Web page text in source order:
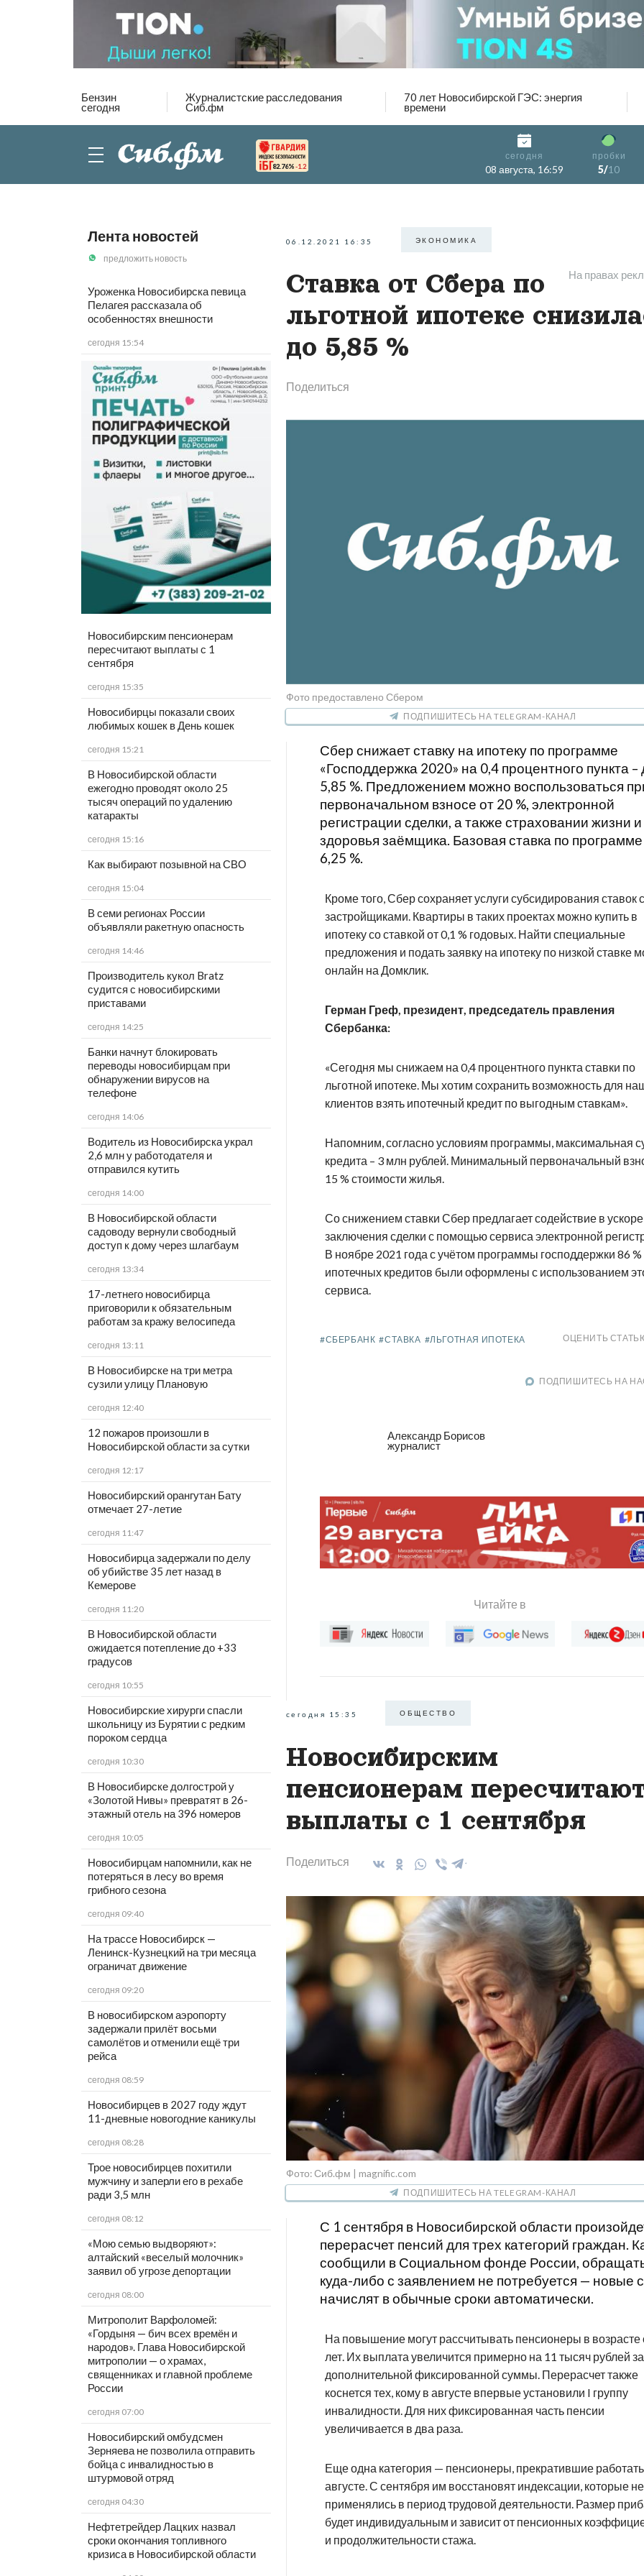
Бензин
сегодня
Журналистские расследования
Сиб.фм
70 лет Новосибирской ГЭС: энергия
времени
82.76% -1.2
сегодня
08 августа, 16:59
пробки
5/10
Лента новостей
предложить новость
Уроженка Новосибирска певица
Пелагея рассказала об
особенностях внешности
сегодня 15:54
Новосибирским пенсионерам
пересчитают выплаты с 1
сентября
сегодня 15:35
Новосибирцы показали своих
любимых кошек в День кошек
сегодня 15:21
В Новосибирской области
ежегодно проводят около 25
тысяч операций по удалению
катаракты
сегодня 15:16
Как выбирают позывной на СВО
сегодня 15:04
В семи регионах России
объявляли ракетную опасность
сегодня 14:46
Производитель кукол Bratz
судится с новосибирскими
приставами
сегодня 14:25
Банки начнут блокировать
переводы новосибирцам при
обнаружении вирусов на
телефоне
сегодня 14:06
Водитель из Новосибирска украл
2,6 млн у работодателя и
отправился кутить
сегодня 14:00
В Новосибирской области
садоводу вернули свободный
доступ к дому через шлагбаум
сегодня 13:34
17-летнего новосибирца
приговорили к обязательным
работам за кражу велосипеда
сегодня 13:11
В Новосибирске на три метра
сузили улицу Плановую
сегодня 12:40
12 пожаров произошли в
Новосибирской области за сутки
сегодня 12:17
Новосибирский орангутан Бату
отмечает 27-летие
сегодня 11:47
Новосибирца задержали по делу
об убийстве 35 лет назад в
Кемерове
сегодня 11:20
В Новосибирской области
ожидается потепление до +33
градусов
сегодня 10:55
Новосибирские хирурги спасли
школьницу из Бурятии с редким
пороком сердца
сегодня 10:30
В Новосибирске долгострой у
«Золотой Нивы» превратят в 26-
этажный отель на 396 номеров
сегодня 10:05
Новосибирцам напомнили, как не
потеряться в лесу во время
грибного сезона
сегодня 09:40
На трассе Новосибирск —
Ленинск-Кузнецкий на три месяца
ограничат движение
сегодня 09:20
В новосибирском аэропорту
задержали прилёт восьми
самолётов и отменили ещё три
рейса
сегодня 08:59
Новосибирцев в 2027 году ждут
11-дневные новогодние каникулы
сегодня 08:28
Трое новосибирцев похитили
мужчину и заперли его в рехабе
ради 3,5 млн
сегодня 08:12
«Мою семью выдворяют»:
алтайский «веселый молочник»
заявил об угрозе депортации
сегодня 08:00
Митрополит Варфоломей:
«Гордыня — бич всех времён и
народов». Глава Новосибирской
митрополии — о храмах,
священниках и главной проблеме
России
сегодня 07:00
Новосибирский омбудсмен
Зерняева не позволила отправить
бойца с инвалидностью в
штурмовой отряд
сегодня 04:30
Нефтетрейдер Лацких назвал
сроки окончания топливного
кризиса в Новосибирской области
06.12.2021 16:35 ЭКОНОМИКА
На правах
Ставка от Сбера по
льготной ипотеке
до 5,85 %
Поделиться
Фото предоставлено Сбером
ПОДПИШИТЕСЬ НА TELEGRAM-КАНАЛ
Сбер снижает ставку на ипотеку по программе
«Господдержка 2020» на 0,4 процентного пункта –
5,85 %. Предложением можно воспользоваться
первоначальном взносе от 20 %, электронной
регистрации сделки, а также страховании жизни и
здоровья заёмщика. Базовая ставка по программе
6,25 %.
Кроме того, Сбер сохраняет услуги субсидирования ставок с
застройщиками. Квартиры в таких проектах можно купить в
ипотеку со ставкой от 0,1 % годовых. Найти специальные
предложения и подать заявку на ипотеку по низкой ставке
онлайн на Домклик.
Герман Греф, президент, председатель правления
Сбербанка:
«Сегодня мы снижаем на 0,4 процентного пункта ставки по
льготной ипотеке. Мы хотим сохранить возможность для
клиентов взять ипотечный кредит по выгодным ставкам».
Напомним, согласно условиям программы, максимальная
кредита – 3 млн рублей. Минимальный первоначальный
15 % стоимости жилья.
Со снижением ставки Сбер предлагает содействие в
заключения сделки с помощью сервиса электронной
В ноябре 2021 года с учётом программы господдержки 86 %
ипотечных кредитов были оформлены с использованием
сервиса.
#СБЕРБАНК #СТАВКА #ЛЬГОТНАЯ ИПОТЕКА ОЦЕНИТЬ
ПОДПИШИТЕСЬ НА
Александр Борисов
журналист
Читайте в
сегодня 15:35 ОБЩЕСТВО
Новосибирским
пенсионерам
выплаты с 1 сентября
Поделиться
Фото: Сиб.фм | magnific.com
ПОДПИШИТЕСЬ НА TELEGRAM-КАНАЛ
С 1 сентября в Новосибирской области
перерасчет пенсий для трех категорий граждан.
сообщили в Социальном фонде России,
куда-либо с заявлением не потребуется — новые
начислят в обычные сроки автоматически.
На повышение могут рассчитывать пенсионеры в возрасте
лет. Их выплата увеличится примерно на 11 тысяч рублей за
дополнительной фиксированной суммы. Перерасчет также
коснется тех, кому в августе впервые установили I группу
инвалидности. Для них фиксированная часть пенсии
увеличивается в два раза.
Еще одна категория — пенсионеры, прекратившие
августе. С сентября им восстановят индексации, которые не
применялись в период трудовой деятельности. Размер
будет индивидуальным и зависит от пенсионных
и продолжительности стажа.